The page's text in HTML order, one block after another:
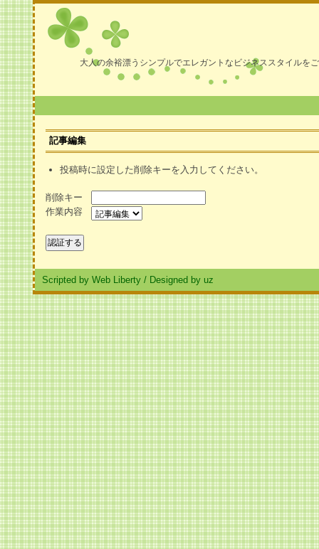
大人の余裕漂うシンプルでエレガントなビジネススタイルを
記事編集
投稿時に設定した削除キーを入力してください。
削除キー
作業内容
Scripted by Web Liberty / Designed by uz